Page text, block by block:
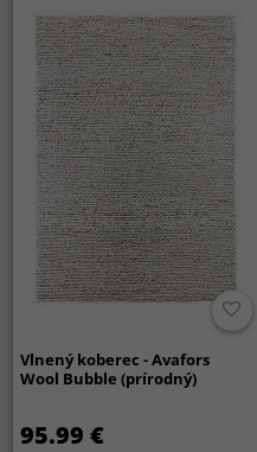
Vlnený koberec - Avafors
Wool Bubble (prírodný)
95.99 €